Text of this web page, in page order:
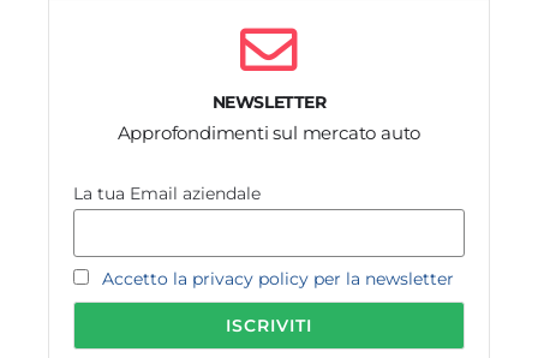
NEWSLETTER
Approfondimenti sul mercato auto
La tua Email aziendale
Accetto la privacy policy per la newsletter